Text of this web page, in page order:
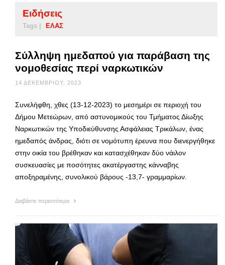
Ειδήσεις
Tags | ΕΛΑΣ
Σύλληψη ημεδαπού για παράβαση της
νομοθεσίας περί ναρκωτικών
14 ΔΕΚΕΜΒΡΊΟΥ, 2023
Συνελήφθη, χθες (13-12-2023) το μεσημέρι σε περιοχή του
Δήμου Μετεώρων, από αστυνομικούς του Τμήματος Δίωξης
Ναρκωτικών της Υποδιεύθυνσης Ασφάλειας Τρικάλων, ένας
ημεδαπός άνδρας, διότι σε νομότυπη έρευνα που διενεργήθηκε
στην οικία του βρέθηκαν και κατασχέθηκαν δύο νάιλον
συσκευασίες με ποσότητες ακατέργαστης κάνναβης
αποξηραμένης, συνολικού βάρους -13,7- γραμμαρίων.
Διαβάστε περισσότερα